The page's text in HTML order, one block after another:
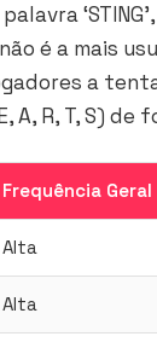
não é a mais
a
A, R, T, S) de
Frequência
Alta
Alta